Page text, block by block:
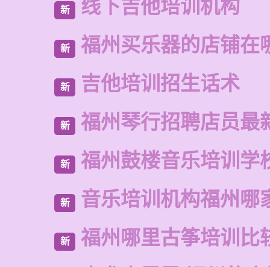
新 线下吉他培训机构
新 福州买乐器的店铺在
新 吉他培训招生话术
新 福州琴行招聘店员最
新 福州鼓楼音乐培训学
新 音乐培训机构福州哪
新 福州哪里古筝培训比